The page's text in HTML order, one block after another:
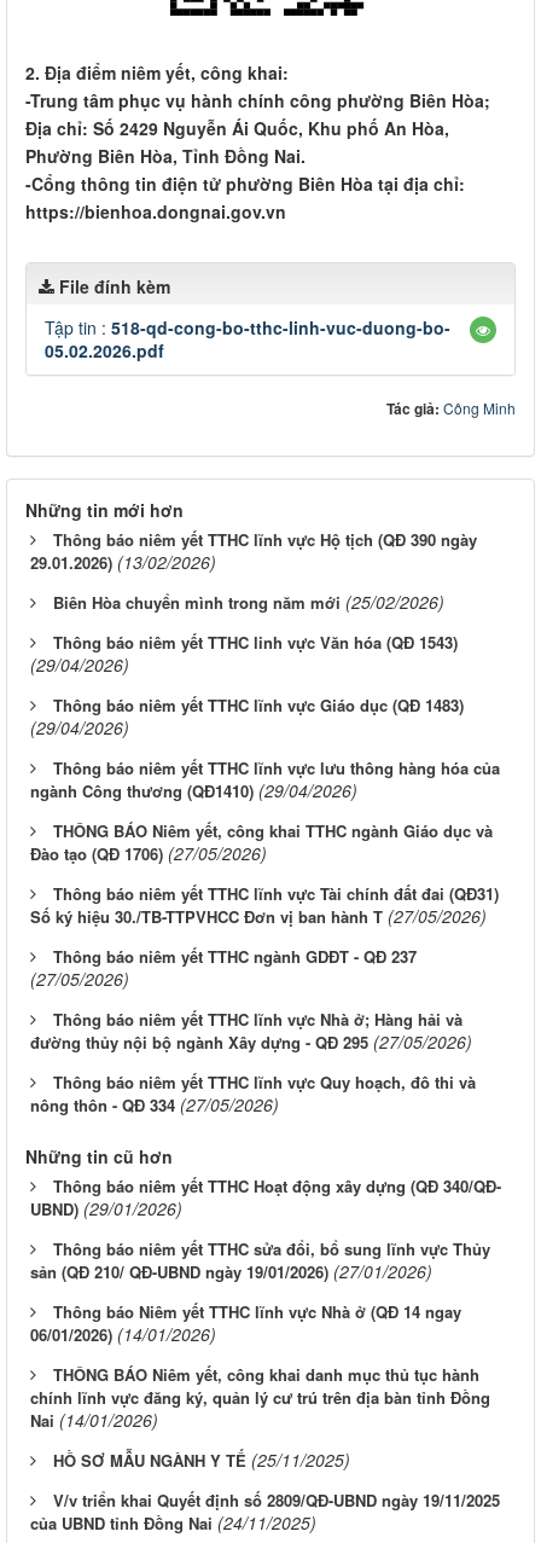
2. Địa điểm niêm yết, công khai:
-Trung tâm phục vụ hành chính công phường Biên Hòa;
Địa chỉ: Số 2429 Nguyễn Ái Quốc, Khu phố An Hòa,
Phường Biên Hòa, Tỉnh Đồng Nai.
-Cổng thông tin điện tử phường Biên Hòa tại địa chỉ:
https://bienhoa.dongnai.gov.vn
File đính kèm
Tập tin : 518-qd-cong-bo-tthc-linh-vuc-duong-bo-
05.02.2026.pdf
Tác giả: Công Minh
Những tin mới hơn
Thông báo niêm yết TTHC lĩnh vực Hộ tịch (QĐ 390 ngày
29.01.2026) (13/02/2026)
Biên Hòa chuyển mình trong năm mới (25/02/2026)
Thông báo niêm yết TTHC linh vực Văn hóa (QĐ 1543)
(29/04/2026)
Thông báo niêm yết TTHC lĩnh vực Giáo dục (QĐ 1483)
(29/04/2026)
Thông báo niêm yết TTHC lĩnh vực lưu thông hàng hóa của
ngành Công thương (QĐ1410) (29/04/2026)
THÔNG BÁO Niêm yết, công khai TTHC ngành Giáo dục và
Đào tạo (QĐ 1706) (27/05/2026)
Thông báo niêm yết TTHC lĩnh vực Tài chính đất đai (QĐ31)
Số ký hiệu 30./TB-TTPVHCC Đơn vị ban hành T (27/05/2026)
Thông báo niêm yết TTHC ngành GDĐT - QĐ 237
(27/05/2026)
Thông báo niêm yết TTHC lĩnh vực Nhà ở; Hàng hải và
đường thủy nội bộ ngành Xây dựng - QĐ 295 (27/05/2026)
Thông báo niêm yết TTHC lĩnh vực Quy hoạch, đô thi và
nông thôn - QĐ 334 (27/05/2026)
Những tin cũ hơn
Thông báo niêm yết TTHC Hoạt động xây dựng (QĐ 340/QĐ-
UBND) (29/01/2026)
Thông báo niêm yết TTHC sửa đổi, bổ sung lĩnh vực Thủy
sản (QĐ 210/ QĐ-UBND ngày 19/01/2026) (27/01/2026)
Thông báo Niêm yết TTHC lĩnh vực Nhà ở (QĐ 14 ngay
06/01/2026) (14/01/2026)
THÔNG BÁO Niêm yết, công khai danh mục thủ tục hành
chính lĩnh vực đăng ký, quản lý cư trú trên địa bàn tỉnh Đồng
Nai (14/01/2026)
HỒ SƠ MẪU NGÀNH Y TẾ (25/11/2025)
V/v triển khai Quyết định số 2809/QĐ-UBND ngày 19/11/2025
của UBND tỉnh Đồng Nai (24/11/2025)